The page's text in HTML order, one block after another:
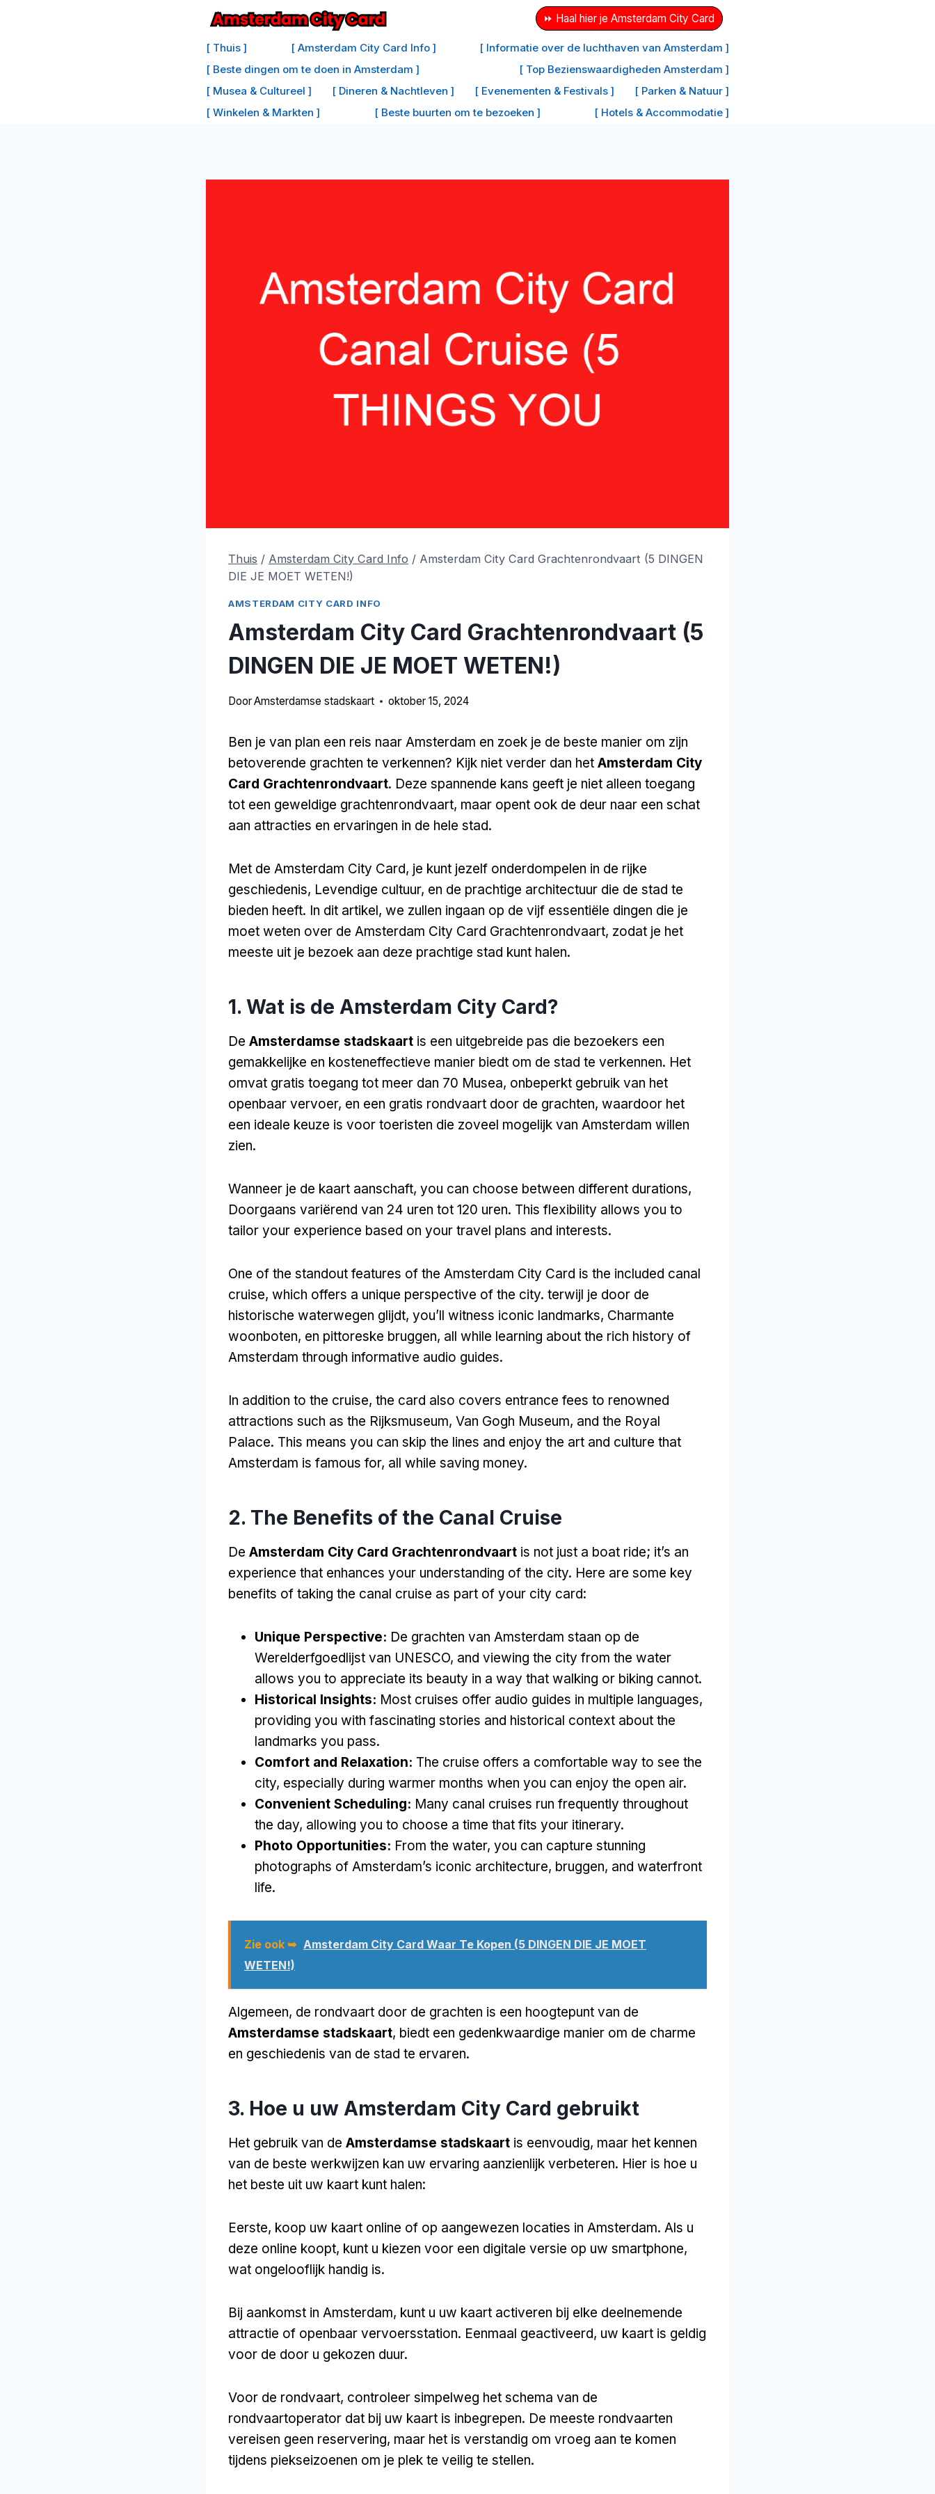
⏩ Haal hier je Amsterdam City Card
[ Thuis ] [ Amsterdam City Card Info ]
[ Informatie over de luchthaven van Amsterdam ]
[ Beste dingen om te doen in Amsterdam ]
[ Top Bezienswaardigheden Amsterdam ]
[ Musea & Cultureel ]
[ Dineren & Nachtleven ] [ Evenementen & Festivals ]
[ Parken & Natuur ]
[ Winkelen & Markten ]
[ Beste buurten om te bezoeken ] [ Hotels & Accommodatie ]
Thuis / Amsterdam City Card Info / Amsterdam City Card Grachtenrondvaart (5 DINGEN
DIE JE MOET WETEN!)
AMSTERDAM CITY CARD INFO
Amsterdam City Card Grachtenrondvaart (5
DINGEN DIE JE MOET WETEN!)
DoorAmsterdamse stadskaart oktober 15, 2024
Ben je van plan een reis naar Amsterdam en zoek je de beste manier om zijn
betoverende grachten te verkennen? Kijk niet verder dan het Amsterdam City
Card Grachtenrondvaart. Deze spannende kans geeft je niet alleen toegang
tot een geweldige grachtenrondvaart, maar opent ook de deur naar een schat
aan attracties en ervaringen in de hele stad.
Met de Amsterdam City Card, je kunt jezelf onderdompelen in de rijke
geschiedenis, Levendige cultuur, en de prachtige architectuur die de stad te
bieden heeft. In dit artikel, we zullen ingaan op de vijf essentiële dingen die je
moet weten over de Amsterdam City Card Grachtenrondvaart, zodat je het
meeste uit je bezoek aan deze prachtige stad kunt halen.
1. Wat is de Amsterdam City Card?
De Amsterdamse stadskaart is een uitgebreide pas die bezoekers een
gemakkelijke en kosteneffectieve manier biedt om de stad te verkennen. Het
omvat gratis toegang tot meer dan 70 Musea, onbeperkt gebruik van het
openbaar vervoer, en een gratis rondvaart door de grachten, waardoor het
een ideale keuze is voor toeristen die zoveel mogelijk van Amsterdam willen
zien.
Wanneer je de kaart aanschaft, you can choose between different durations,
Doorgaans variërend van 24 uren tot 120 uren. This flexibility allows you to
tailor your experience based on your travel plans and interests.
One of the standout features of the Amsterdam City Card is the included canal
cruise, which offers a unique perspective of the city. terwijl je door de
historische waterwegen glijdt, you’ll witness iconic landmarks, Charmante
woonboten, en pittoreske bruggen, all while learning about the rich history of
Amsterdam through informative audio guides.
In addition to the cruise, the card also covers entrance fees to renowned
attractions such as the Rijksmuseum, Van Gogh Museum, and the Royal
Palace. This means you can skip the lines and enjoy the art and culture that
Amsterdam is famous for, all while saving money.
2. The Benefits of the Canal Cruise
De Amsterdam City Card Grachtenrondvaart is not just a boat ride; it’s an
experience that enhances your understanding of the city. Here are some key
benefits of taking the canal cruise as part of your city card:
Unique Perspective: De grachten van Amsterdam staan op de
Werelderfgoedlijst van UNESCO, and viewing the city from the water
allows you to appreciate its beauty in a way that walking or biking cannot.
Historical Insights: Most cruises offer audio guides in multiple languages,
providing you with fascinating stories and historical context about the
landmarks you pass.
Comfort and Relaxation: The cruise offers a comfortable way to see the
city, especially during warmer months when you can enjoy the open air.
Convenient Scheduling: Many canal cruises run frequently throughout
the day, allowing you to choose a time that fits your itinerary.
Photo Opportunities: From the water, you can capture stunning
photographs of Amsterdam’s iconic architecture, bruggen, and waterfront
life.
Zie ook ➥ Amsterdam City Card Waar Te Kopen (5 DINGEN DIE JE MOET
WETEN!)
Algemeen, de rondvaart door de grachten is een hoogtepunt van de
Amsterdamse stadskaart, biedt een gedenkwaardige manier om de charme
en geschiedenis van de stad te ervaren.
3. Hoe u uw Amsterdam City Card gebruikt
Het gebruik van de Amsterdamse stadskaart is eenvoudig, maar het kennen
van de beste werkwijzen kan uw ervaring aanzienlijk verbeteren. Hier is hoe u
het beste uit uw kaart kunt halen:
Eerste, koop uw kaart online of op aangewezen locaties in Amsterdam. Als u
deze online koopt, kunt u kiezen voor een digitale versie op uw smartphone,
wat ongelooflijk handig is.
Bij aankomst in Amsterdam, kunt u uw kaart activeren bij elke deelnemende
attractie of openbaar vervoersstation. Eenmaal geactiveerd, uw kaart is geldig
voor de door u gekozen duur.
Voor de rondvaart, controleer simpelweg het schema van de
rondvaartoperator dat bij uw kaart is inbegrepen. De meeste rondvaarten
vereisen geen reservering, maar het is verstandig om vroeg aan te komen
tijdens piekseizoenen om je plek te veilig te stellen.